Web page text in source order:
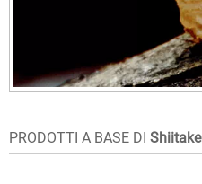
PRODOTTI A BASE DI Shiitake